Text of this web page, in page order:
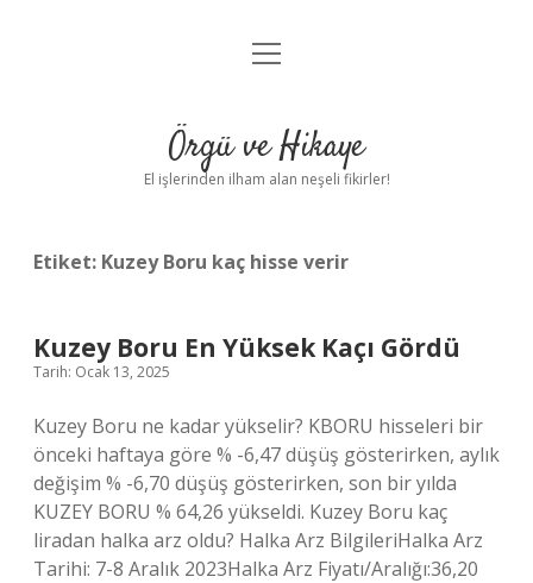
Anasayfa
Yasal Uyarı
menüyü
Örgü ve Hikaye
El işlerinden ilham alan neşeli fikirler!
Etiket: Kuzey Boru kaç hisse verir
Kuzey Boru En Yüksek Kaçı Gördü
Tarih: Ocak 13, 2025
Kuzey Boru ne kadar yükselir? KBORU hisseleri bir
önceki haftaya göre % -6,47 düşüş gösterirken, aylık
değişim % -6,70 düşüş gösterirken, son bir yılda
KUZEY BORU % 64,26 yükseldi. Kuzey Boru kaç
liradan halka arz oldu? Halka Arz BilgileriHalka Arz
Tarihi: 7-8 Aralık 2023Halka Arz Fiyatı/Aralığı:36,20